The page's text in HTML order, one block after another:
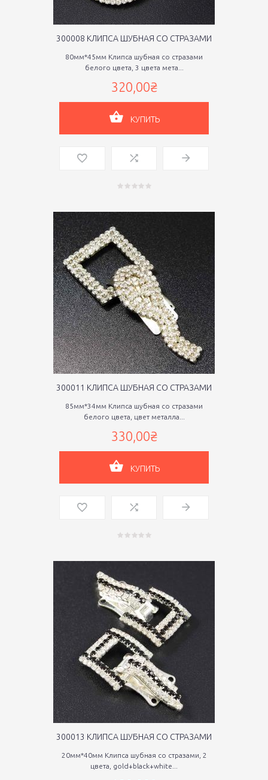
300008 КЛИПСА ШУБНАЯ СО СТРАЗАМИ
80мм*45мм Клипса шубная со стразами
белого цвета, 3 цвета мета...
320,00₴
КУПИТЬ
300011 КЛИПСА ШУБНАЯ СО СТРАЗАМИ
85мм*34мм Клипса шубная со стразами
белого цвета, цвет металла...
330,00₴
КУПИТЬ
300013 КЛИПСА ШУБНАЯ СО СТРАЗАМИ
20мм*40мм Клипса шубная со стразами, 2
цвета, gold+black+white...